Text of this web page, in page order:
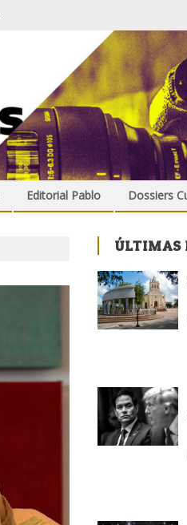
Editorial Pablo Dossiers
ÚLTIMAS